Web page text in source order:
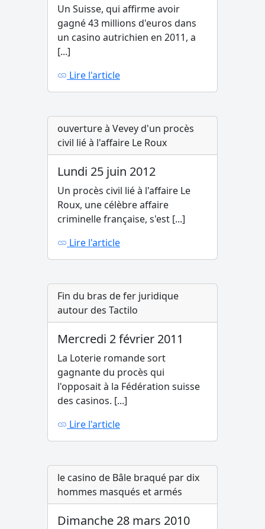
Un Suisse, qui affirme avoir
gagné 43 millions d'euros dans
un casino autrichien en 2011, a
[...]
Lire l'article
ouverture à Vevey d'un procès
civil lié à l'affaire Le Roux
Lundi 25 juin 2012
Un procès civil lié à l'affaire Le
Roux, une célèbre affaire
criminelle française, s'est [...]
Lire l'article
Fin du bras de fer juridique
autour des Tactilo
Mercredi 2 février 2011
La Loterie romande sort
gagnante du procès qui
l'opposait à la Fédération suisse
des casinos. [...]
Lire l'article
le casino de Bâle braqué par dix
hommes masqués et armés
Dimanche 28 mars 2010